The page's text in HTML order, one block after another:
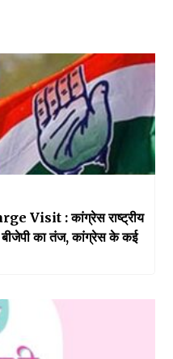
Visit : कांग्रेस राष्ट्रीय
बीजेपी का तंज, कांग्रेस के कई